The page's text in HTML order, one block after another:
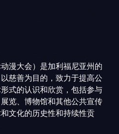
漫大会）是加利福尼亚州的
慈善为目的，致力于提高公
式的认识和欣赏，包括参与
览、博物馆和其他公共宣传
文化的历史性和持续性贡